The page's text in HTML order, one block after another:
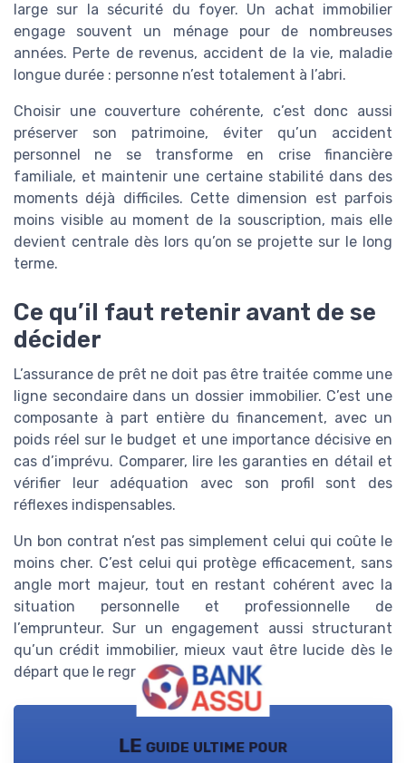
large sur la sécurité du foyer. Un achat immobilier
engage souvent un ménage pour de nombreuses
années. Perte de revenus, accident de la vie, maladie
longue durée : personne n’est totalement à l’abri.
Choisir une couverture cohérente, c’est donc aussi
préserver son patrimoine, éviter qu’un accident
personnel ne se transforme en crise financière
familiale, et maintenir une certaine stabilité dans des
moments déjà difficiles. Cette dimension est parfois
moins visible au moment de la souscription, mais elle
devient centrale dès lors qu’on se projette sur le long
terme.
Ce qu’il faut retenir avant de se
décider
L’assurance de prêt ne doit pas être traitée comme une
ligne secondaire dans un dossier immobilier. C’est une
composante à part entière du financement, avec un
poids réel sur le budget et une importance décisive en
cas d’imprévu. Comparer, lire les garanties en détail et
vérifier leur adéquation avec son profil sont des
réflexes indispensables.
Un bon contrat n’est pas simplement celui qui coûte le
moins cher. C’est celui qui protège efficacement, sans
angle mort majeur, tout en restant cohérent avec la
situation personnelle et professionnelle de
l’emprunteur. Sur un engagement aussi structurant
qu’un crédit immobilier, mieux vaut être lucide dès le
départ que le regretter plus tard.
LE guide ultime pour